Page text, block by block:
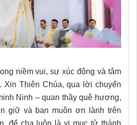
niềm vui, sự xúc động và tâm
Xin Thiên Chúa, qua lời chuyển
Ninh – quan thầy quê hương,
giữ và ban muôn ơn lành trên
để cha luôn là vị mục tử thánh